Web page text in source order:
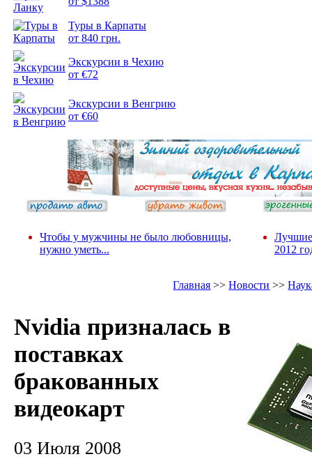
Туры в Карпаты
от 840 грн.
Экскурсии в Чехию
от €72
Экскурсии в Венгрию
от €60
Чтобы у мужчины не было любовницы,
нужно уметь...
Лучшие
2012
Главная >>Новости >>
Nvidia призналась в
поставках
бракованных
видеокарт
03 Июля 2008